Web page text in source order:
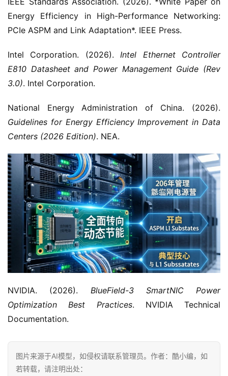
Energy Efficiency in High-Performance Networking:
PCIe ASPM and Link Adaptation*. IEEE Press.
Intel Corporation. (2026). Intel Ethernet Controller
E810 Datasheet and Power Management Guide (Rev
3.0). Intel Corporation.
Guidelines for Energy Efficiency Improvement in Data
Centers (2026 Edition). NEA.
NVIDIA. (2026). BlueField-3 SmartNIC Power
Optimization Best Practices. NVIDIA Technical
Documentation.
图片来源于AI模型，如侵权请联系管理员。作者：酷小编，如
若转载，请注明出处：